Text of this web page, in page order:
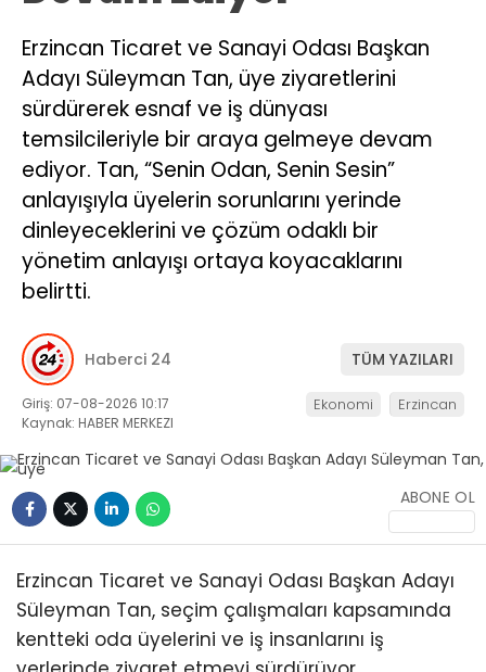
Erzincan Ticaret ve Sanayi Odası Başkan
Adayı Süleyman Tan, üye ziyaretlerini
sürdürerek esnaf ve iş dünyası
temsilcileriyle bir araya gelmeye devam
ediyor. Tan, “Senin Odan, Senin Sesin”
anlayışıyla üyelerin sorunlarını yerinde
dinleyeceklerini ve çözüm odaklı bir
yönetim anlayışı ortaya koyacaklarını
belirtti.
Haberci 24 TÜM YAZILARI
Giriş: 07-08-2026 10:17
Kaynak: HABER MERKEZI
Ekonomi Erzincan
ABONE OL
Erzincan Ticaret ve Sanayi Odası Başkan Adayı
Süleyman Tan, seçim çalışmaları kapsamında
kentteki oda üyelerini ve iş insanlarını iş